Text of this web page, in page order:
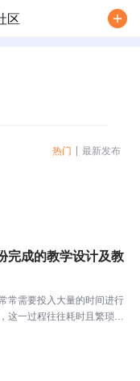
区
热门 最新发布
成的教学设计及教
常需要投入大量的时间进行
这一过程往往耗时且繁琐，
教学设计和课件。今天，随
轻...